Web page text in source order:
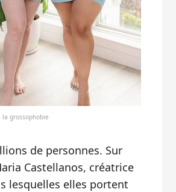
grossophobie
de personnes. Sur
Castellanos, créatrice
lesquelles elles portent